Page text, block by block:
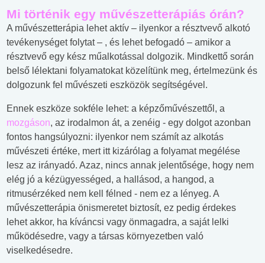
Mi történik egy művészetterápiás órán?
A művészetterápia lehet aktív – ilyenkor a résztvevő alkotó
tevékenységet folytat – , és lehet befogadó – amikor a
résztvevő egy kész műalkotással dolgozik. Mindkettő során
belső lélektani folyamatokat közelítünk meg, értelmezünk és
dolgozunk fel művészeti eszközök segítségével.
Ennek eszköze sokféle lehet: a képzőművészettől, a
mozgáson, az irodalmon át, a zenéig - egy dolgot azonban
fontos hangsúlyozni: ilyenkor nem számít az alkotás
művészeti értéke, mert itt kizárólag a folyamat megélése
lesz az irányadó. Azaz, nincs annak jelentősége, hogy nem
elég jó a kézügyességed, a hallásod, a hangod, a
ritmusérzéked nem kell félned - nem ez a lényeg. A
művészetterápia önismeretet biztosít, ez pedig érdekes
lehet akkor, ha kíváncsi vagy önmagadra, a saját lelki
működésedre, vagy a társas környezetben való
viselkedésedre.